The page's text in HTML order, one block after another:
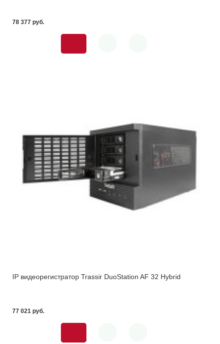
78 377 pуб.
IP видеорегистратор Trassir DuoStation AF 32 Hybrid
77 021 pуб.